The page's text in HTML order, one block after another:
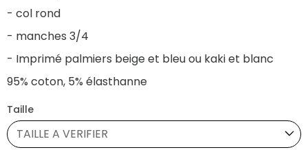
- col rond
- manches 3/4
- Imprimé palmiers beige et bleu ou kaki et blanc
95% coton, 5% élasthanne
Taille
TAILLE A VERIFIER